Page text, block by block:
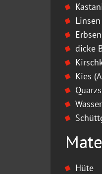
Linsen
Erbsen
dicke
Kies
Wasser
Hüte